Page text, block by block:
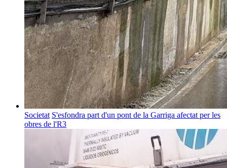
Societat S'esfondra part d'un pont de la Garriga afectat per les
obres de l'R3